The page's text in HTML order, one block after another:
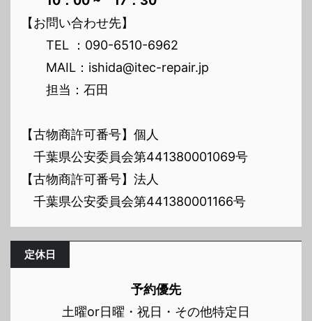
【お問い合わせ先】
TEL ：090-6510-6962
MAIL：ishida@itec-repair.jp
担当：石田
【古物商許可番号】個人
千葉県公安委員会第441380001069号
【古物商許可番号】法人
千葉県公安委員会第441380001166号
定休日
予約優先
土曜or日曜・祝日・その他特定日